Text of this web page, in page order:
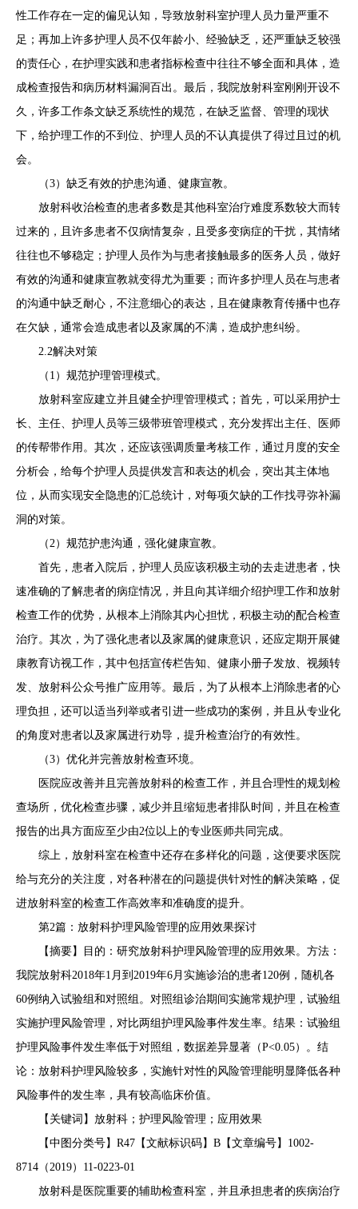
性工作存在一定的偏见认知，导致放射科室护理人员力量严重不
足；再加上许多护理人员不仅年龄小、经验缺乏，还严重缺乏较强
的责任心，在护理实践和患者指标检查中往往不够全面和具体，造
成检查报告和病历材料漏洞百出。最后，我院放射科室刚刚开设不
久，许多工作条文缺乏系统性的规范，在缺乏监督、管理的现状
下，给护理工作的不到位、护理人员的不认真提供了得过且过的机
会。
（3）缺乏有效的护患沟通、健康宣教。
放射科收治检查的患者多数是其他科室治疗难度系数较大而转
过来的，且许多患者不仅病情复杂，且受多变病症的干扰，其情绪
往往也不够稳定；护理人员作为与患者接触最多的医务人员，做好
有效的沟通和健康宣教就变得尤为重要；而许多护理人员在与患者
的沟通中缺乏耐心，不注意细心的表达，且在健康教育传播中也存
在欠缺，通常会造成患者以及家属的不满，造成护患纠纷。
2.2解决对策
（1）规范护理管理模式。
放射科室应建立并且健全护理管理模式；首先，可以采用护士
长、主任、护理人员等三级带班管理模式，充分发挥出主任、医师
的传帮带作用。其次，还应该强调质量考核工作，通过月度的安全
分析会，给每个护理人员提供发言和表达的机会，突出其主体地
位，从而实现安全隐患的汇总统计，对每项欠缺的工作找寻弥补漏
洞的对策。
（2）规范护患沟通，强化健康宣教。
首先，患者入院后，护理人员应该积极主动的去走进患者，快
速准确的了解患者的病症情况，并且向其详细介绍护理工作和放射
检查工作的优势，从根本上消除其内心担忧，积极主动的配合检查
治疗。其次，为了强化患者以及家属的健康意识，还应定期开展健
康教育访视工作，其中包括宣传栏告知、健康小册子发放、视频转
发、放射科公众号推广应用等。最后，为了从根本上消除患者的心
理负担，还可以适当列举或者引进一些成功的案例，并且从专业化
的角度对患者以及家属进行劝导，提升检查治疗的有效性。
（3）优化并完善放射检查环境。
医院应改善并且完善放射科的检查工作，并且合理性的规划检
查场所，优化检查步骤，减少并且缩短患者排队时间，并且在检查
报告的出具方面应至少由2位以上的专业医师共同完成。
综上，放射科室在检查中还存在多样化的问题，这便要求医院
给与充分的关注度，对各种潜在的问题提供针对性的解决策略，促
进放射科室的检查工作高效率和准确度的提升。
第2篇：放射科护理风险管理的应用效果探讨
【摘要】目的：研究放射科护理风险管理的应用效果。方法：
我院放射科2018年1月到2019年6月实施诊治的患者120例，随机各
60例纳入试验组和对照组。对照组诊治期间实施常规护理，试验组
实施护理风险管理，对比两组护理风险事件发生率。结果：试验组
护理风险事件发生率低于对照组，数据差异显著（P<0.05）。结
论：放射科护理风险较多，实施针对性的风险管理能明显降低各种
风险事件的发生率，具有较高临床价值。
【关键词】放射科；护理风险管理；应用效果
【中图分类号】R47【文献标识码】B【文章编号】1002-
8714（2019）11-0223-01
放射科是医院重要的辅助检查科室，并且承担患者的疾病治疗